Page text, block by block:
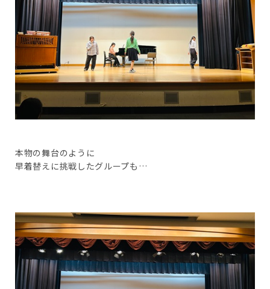
本物の舞台のように
早着替えに挑戦したグループも…